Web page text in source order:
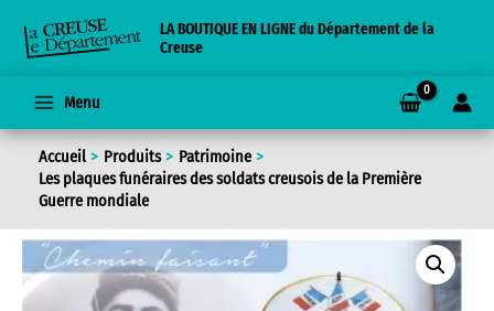
contenu
LA BOUTIQUE EN LIGNE du Département de la
Creuse
Menu
Accueil Produits
Patrimoine
Les plaques funéraires des soldats creusois de la Première
Guerre mondiale